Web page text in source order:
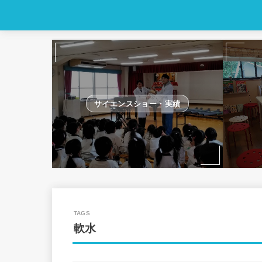
サイエンスショー・実績
軟水